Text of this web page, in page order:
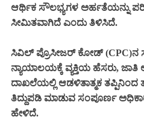
ಆರ್ಥಿಕ ಸೌಲಭ್ಯಗಳ ಅರ್ಹತೆಯನ್ನು
ಸೀಮಿತವಾಗಿದೆ ಎಂದು ತಿಳಿಸಿದೆ.
ಸಿವಿಲ್ ಪ್ರೊಸೀಜರ್ ಕೋಡ್ (CPC)ನ
ನ್ಯಾಯಾಲಯಕ್ಕೆ ವ್ಯಕ್ತಿಯ ಹೆಸರು, ಜಾತಿ
ದಾಖಲೆಯಲ್ಲಿ ಆಡಳಿತಾತ್ಮಕ ತಪ್ಪಿನಿಂದ
ತಿದ್ದುಪಡಿ ಮಾಡುವ ಸಂಪೂರ್ಣ
ಹೇಳಿದೆ.